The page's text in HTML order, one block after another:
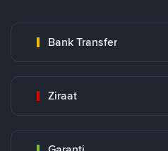
Bank Transfer
Ziraat